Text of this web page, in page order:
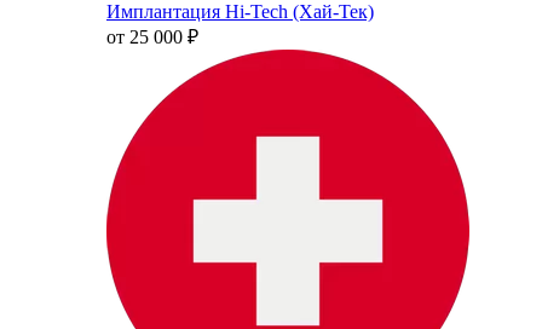
Имплантация Hi-Tech (Хай-Тек)
от 25 000 ₽